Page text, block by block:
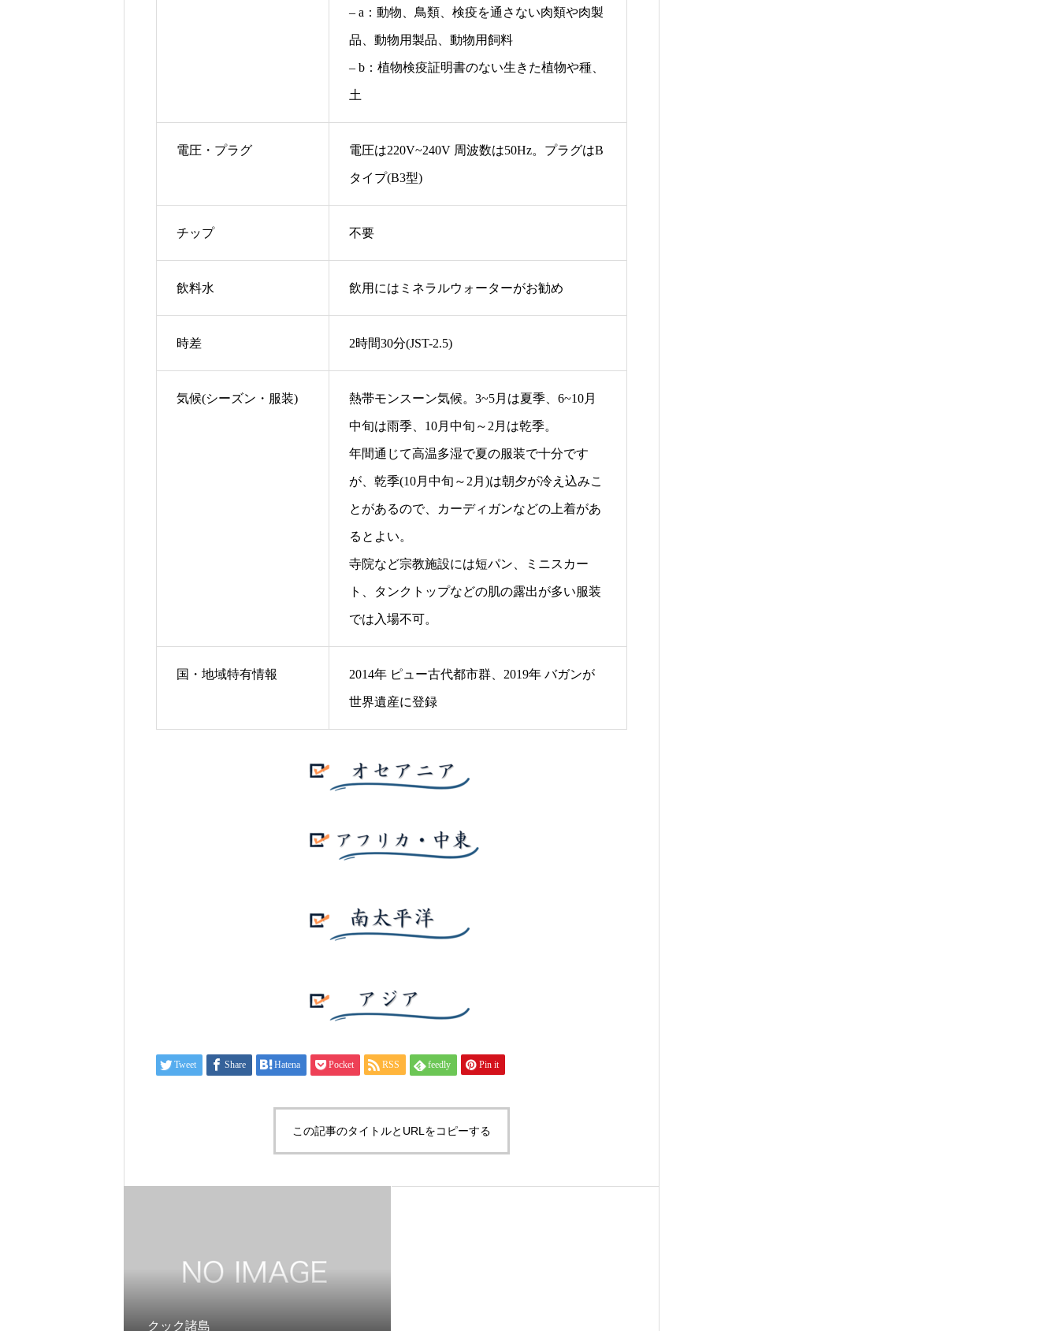
– a：動物、鳥類、検疫を通さない肉類や肉製
品、動物用製品、動物用飼料
– b：植物検疫証明書のない生きた植物や種、
土
電圧・プラグ 電圧は220V~240V 周波数は50Hz。プラグはB
タイプ(B3型)
チップ 不要
飲料水 飲用にはミネラルウォーターがお勧め
時差 2時間30分(JST-2.5)
気候(シーズン・服装) 熱帯モンスーン気候。3~5月は夏季、6~10月
中旬は雨季、10月中旬～2月は乾季。
年間通じて高温多湿で夏の服装で十分です
が、乾季(10月中旬～2月)は朝夕が冷え込みこ
とがあるので、カーディガンなどの上着があ
るとよい。
寺院など宗教施設には短パン、ミニスカー
ト、タンクトップなどの肌の露出が多い服装
では入場不可。
国・地域特有情報 2014年 ピュー古代都市群、2019年 バガンが
世界遺産に登録
Tweet Share Hatena Pocket RSS feedly Pin it
この記事のタイトルとURLをコピーする
クック諸島